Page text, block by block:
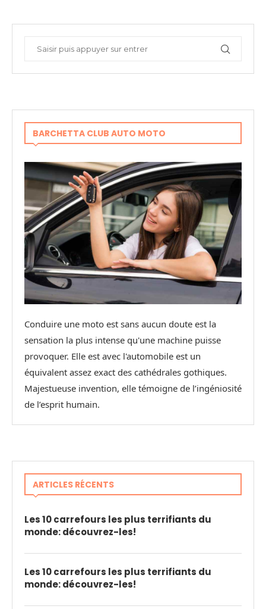
BARCHETTA CLUB AUTO MOTO
Conduire une moto est sans aucun doute est la
sensation la plus intense qu'une machine puisse
provoquer. Elle est avec l'automobile est un
équivalent assez exact des cathédrales gothiques.
Majestueuse invention, elle témoigne de l’ingéniosité
de l’esprit humain.
ARTICLES RÉCENTS
Les 10 carrefours les plus terrifiants du
monde: découvrez-les!
Les 10 carrefours les plus terrifiants du
monde: découvrez-les!